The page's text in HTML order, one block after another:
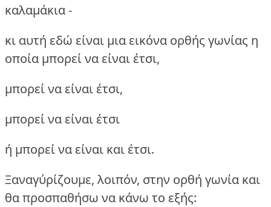
καλαμάκια -
κι αυτή εδώ είναι μια εικόνα ορθής γωνίας η
οποία μπορεί να είναι έτσι,
μπορεί να είναι έτσι,
μπορεί να είναι έτσι
ή μπορεί να είναι και έτσι.
Ξαναγύρίζουμε, λοιπόν, στην ορθή γωνία και
θα προσπαθήσω να κάνω το εξής: